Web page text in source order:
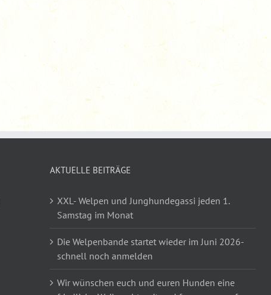
AKTUELLE BEITRÄGE
XXL- Welpen und Junghundegassi jeden 1.
Samstag im Monat
Die Welpenbande startet wieder im Juni 2026-
schnell noch anmelden
Wir wünschen euch und euren Hunden eine